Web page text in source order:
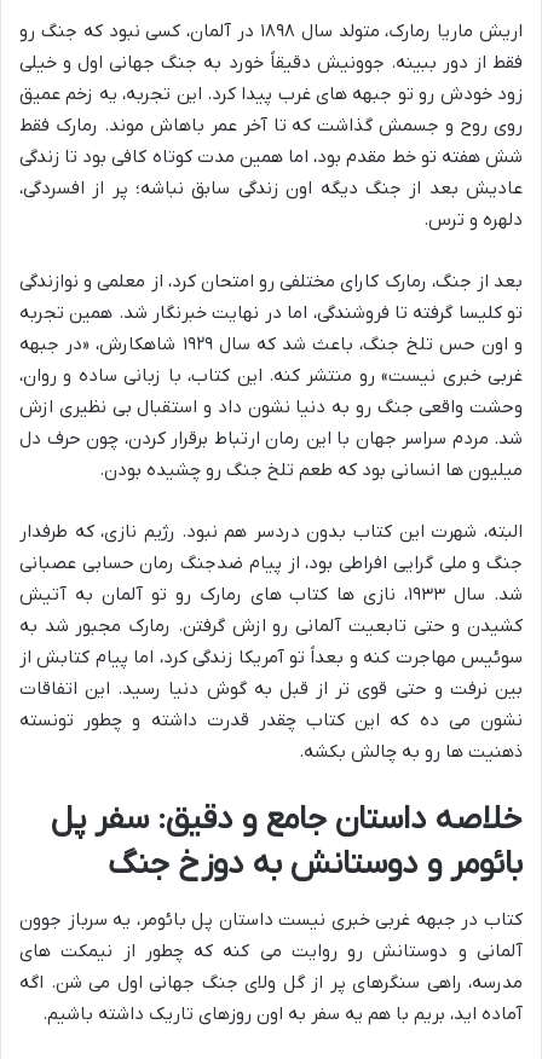
اریش ماریا رمارک، متولد سال ۱۸۹۸ در آلمان، کسی نبود که جنگ رو
فقط از دور ببینه. جوونیش دقیقاً خورد به جنگ جهانی اول و خیلی
زود خودش رو تو جبهه های غرب پیدا کرد. این تجربه، یه زخم عمیق
روی روح و جسمش گذاشت که تا آخر عمر باهاش موند. رمارک فقط
شش هفته تو خط مقدم بود، اما همین مدت کوتاه کافی بود تا زندگی
عادیش بعد از جنگ دیگه اون زندگی سابق نباشه؛ پر از افسردگی،
دلهره و ترس.
بعد از جنگ، رمارک کارای مختلفی رو امتحان کرد، از معلمی و نوازندگی
تو کلیسا گرفته تا فروشندگی، اما در نهایت خبرنگار شد. همین تجربه
و اون حس تلخ جنگ، باعث شد که سال ۱۹۲۹ شاهکارش، «در جبهه
غربی خبری نیست» رو منتشر کنه. این کتاب، با زبانی ساده و روان،
وحشت واقعی جنگ رو به دنیا نشون داد و استقبال بی نظیری ازش
شد. مردم سراسر جهان با این رمان ارتباط برقرار کردن، چون حرف دل
میلیون ها انسانی بود که طعم تلخ جنگ رو چشیده بودن.
البته، شهرت این کتاب بدون دردسر هم نبود. رژیم نازی، که طرفدار
جنگ و ملی گرایی افراطی بود، از پیام ضدجنگ رمان حسابی عصبانی
شد. سال ۱۹۳۳، نازی ها کتاب های رمارک رو تو آلمان به آتیش
کشیدن و حتی تابعیت آلمانی رو ازش گرفتن. رمارک مجبور شد به
سوئیس مهاجرت کنه و بعداً تو آمریکا زندگی کرد، اما پیام کتابش از
بین نرفت و حتی قوی تر از قبل به گوش دنیا رسید. این اتفاقات
نشون می ده که این کتاب چقدر قدرت داشته و چطور تونسته
ذهنیت ها رو به چالش بکشه.
خلاصه داستان جامع و دقیق: سفر پل
بائومر و دوستانش به دوزخ جنگ
کتاب در جبهه غربی خبری نیست داستان پل بائومر، یه سرباز جوون
آلمانی و دوستانش رو روایت می کنه که چطور از نیمکت های
مدرسه، راهی سنگرهای پر از گل ولای جنگ جهانی اول می شن. اگه
آماده اید، بریم با هم یه سفر به اون روزهای تاریک داشته باشیم.